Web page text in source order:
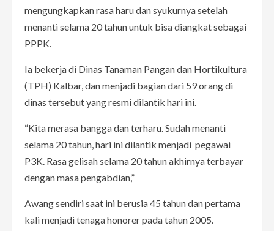
mengungkapkan rasa haru dan syukurnya setelah
menanti selama 20 tahun untuk bisa diangkat sebagai
PPPK.
Ia bekerja di Dinas Tanaman Pangan dan Hortikultura
(TPH) Kalbar, dan menjadi bagian dari 59 orang di
dinas tersebut yang resmi dilantik hari ini.
“Kita merasa bangga dan terharu. Sudah menanti
selama 20 tahun, hari ini dilantik menjadi pegawai
P3K. Rasa gelisah selama 20 tahun akhirnya terbayar
dengan masa pengabdian,”
Awang sendiri saat ini berusia 45 tahun dan pertama
kali menjadi tenaga honorer pada tahun 2005.